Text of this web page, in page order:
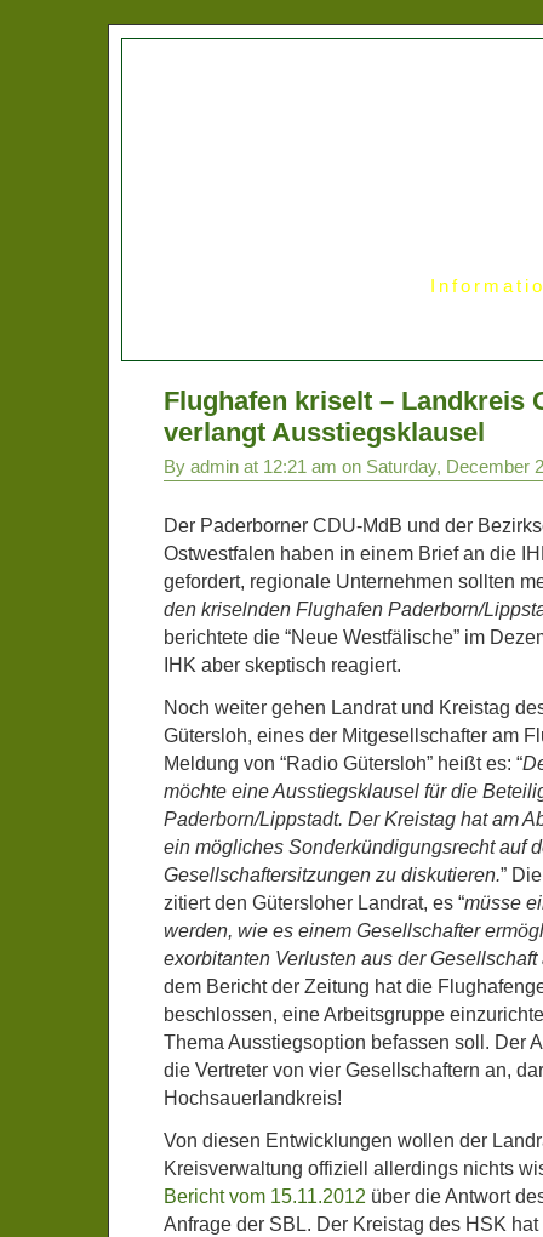
Flughafen kriselt – Landkreis
verlangt Ausstiegsklausel
By admin at 12:21 am on Saturday, December
Der Paderborner CDU-MdB und der
Ostwestfalen haben in einem Brief an die
gefordert, regionale Unternehmen sollten
den kriselnden Flughafen Paderborn/
berichtete die “Neue Westfälische” im
IHK aber skeptisch reagiert.
Noch weiter gehen Landrat und Kreistag
Gütersloh, eines der Mitgesellschafter am
Meldung von “Radio Gütersloh” heißt es: “
möchte eine Ausstiegsklausel für die
Paderborn/Lippstadt. Der Kreistag hat am
ein mögliches Sonderkündigungsrecht auf
Gesellschaftersitzungen zu diskutieren.”
zitiert den Gütersloher Landrat, es “müsse
werden, wie es einem Gesellschafter
exorbitanten Verlusten aus der
dem Bericht der Zeitung hat die
beschlossen, eine Arbeitsgruppe
Thema Ausstiegsoption befassen soll. Der
die Vertreter von vier Gesellschaftern an,
Hochsauerlandkreis!
Von diesen Entwicklungen wollen der
Kreisverwaltung offiziell allerdings nichts
Bericht vom 15.11.2012 über die Antwort
Anfrage der SBL. Der Kreistag des HSK